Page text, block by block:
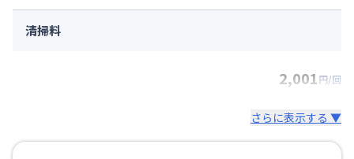
清掃料
2,001円/回
さらに表示する ▼